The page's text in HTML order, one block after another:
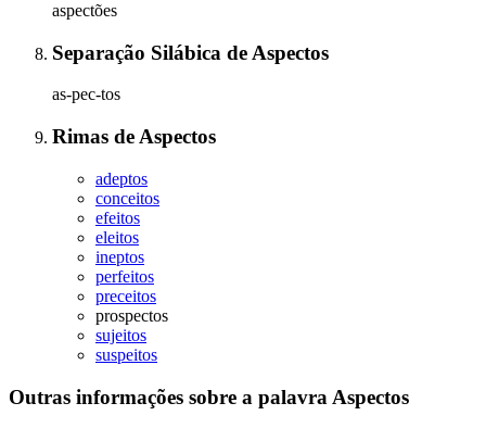
aspectões
Separação Silábica de Aspectos
as-pec-tos
Rimas de Aspectos
adeptos
conceitos
efeitos
eleitos
ineptos
perfeitos
preceitos
prospectos
sujeitos
suspeitos
Outras informações sobre a palavra Aspectos